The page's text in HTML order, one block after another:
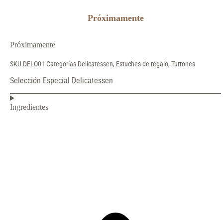
Próximamente
Próximamente
SKU DELO01 Categorías Delicatessen, Estuches de regalo, Turrones
Selección Especial Delicatessen
Ingredientes